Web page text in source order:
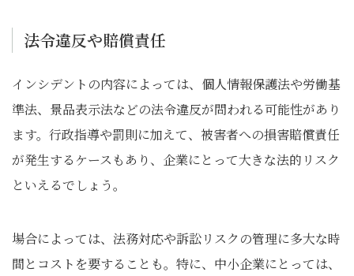
法令違反や賠償責任
インシデントの内容によっては、個人情報保護法や労働基
準法、景品表示法などの法令違反が問われる可能性があり
ます。行政指導や罰則に加えて、被害者への損害賠償責任
が発生するケースもあり、企業にとって大きな法的リスク
といえるでしょう。
場合によっては、法務対応や訴訟リスクの管理に多大な時
間とコストを要することも。特に、中小企業にとっては、